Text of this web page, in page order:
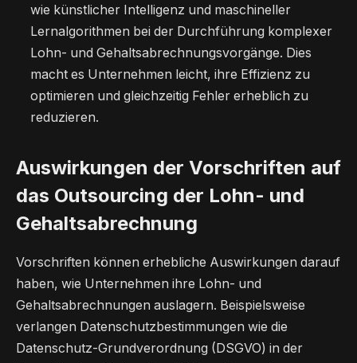
wie künstlicher Intelligenz und maschineller
Lernalgorithmen bei der Durchführung komplexer
Lohn- und Gehaltsabrechnungsvorgänge. Dies
macht es Unternehmen leicht, ihre Effizienz zu
optimieren und gleichzeitig Fehler erheblich zu
reduzieren.
Auswirkungen der Vorschriften auf
das Outsourcing der Lohn- und
Gehaltsabrechnung
Vorschriften können erhebliche Auswirkungen darauf
haben, wie Unternehmen ihre Lohn- und
Gehaltsabrechnungen auslagern. Beispielsweise
verlangen Datenschutzbestimmungen wie die
Datenschutz-Grundverordnung (DSGVO) in der